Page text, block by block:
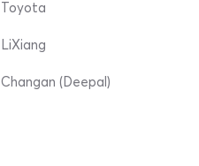
Toyota
LiXiang
Changan (Deepal)